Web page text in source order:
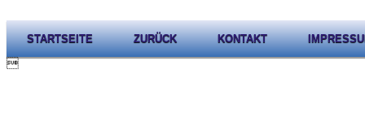
STARTSEITE ZURÜCK KONTAKT
